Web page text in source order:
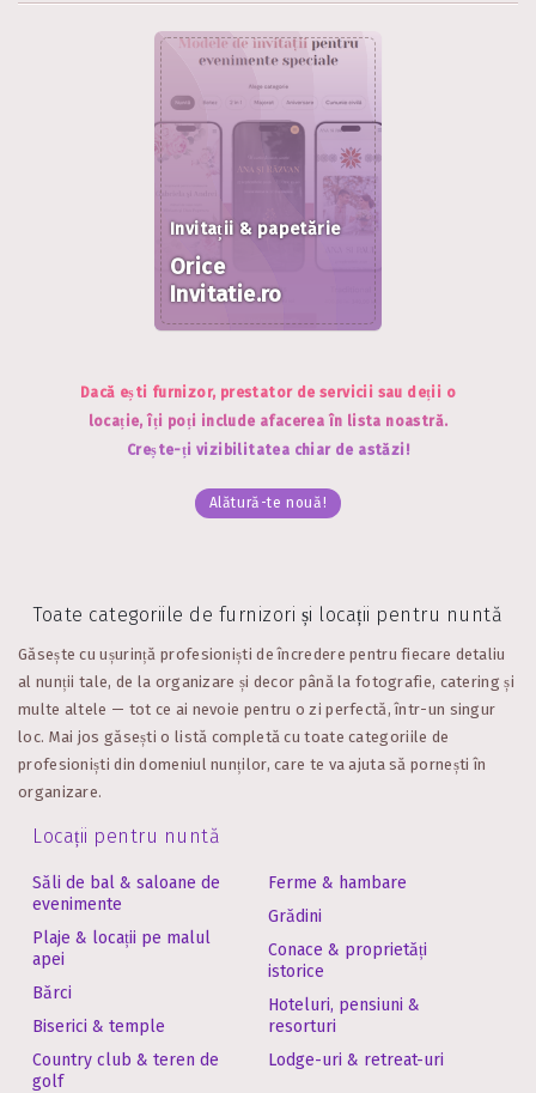
Invitații & papetărie
Orice
Invitatie.ro
Dacă ești furnizor, prestator de servicii sau deții o
locație, îți poți include afacerea în lista noastră.
Crește-ți vizibilitatea chiar de astăzi!
Alătură-te nouă!
Toate categoriile de furnizori și locații pentru nuntă
Găsește cu ușurință profesioniști de încredere pentru fiecare detaliu
al nunții tale, de la organizare și decor până la fotografie, catering și
multe altele — tot ce ai nevoie pentru o zi perfectă, într-un singur
loc. Mai jos găsești o listă completă cu toate categoriile de
profesioniști din domeniul nunților, care te va ajuta să pornești în
organizare.
Locații pentru nuntă
Săli de bal & saloane de
evenimente
Plaje & locații pe malul
apei
Bărci
Biserici & temple
Country club & teren de
golf
Ferme & hambare
Grădini
Conace & proprietăți
istorice
Hoteluri, pensiuni &
resorturi
Lodge-uri & retreat-uri